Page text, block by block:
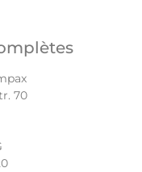
70